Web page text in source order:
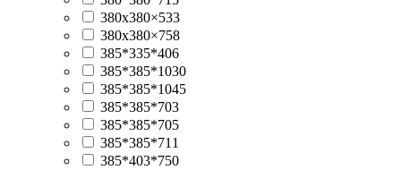
380х380×533
380х380×758
385*335*406
385*385*1030
385*385*1045
385*385*703
385*385*705
385*385*711
385*403*750